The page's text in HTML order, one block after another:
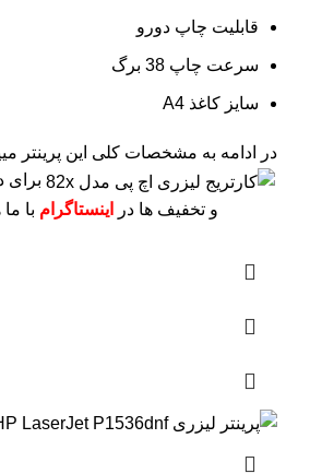
قابلیت چاپ دورو
سرعت چاپ 38 برگ
سایز کاغذ A4
در ادامه به مشخصات کلی این پرینتر
برای
و تخفیف ها در
اینستاگرام با